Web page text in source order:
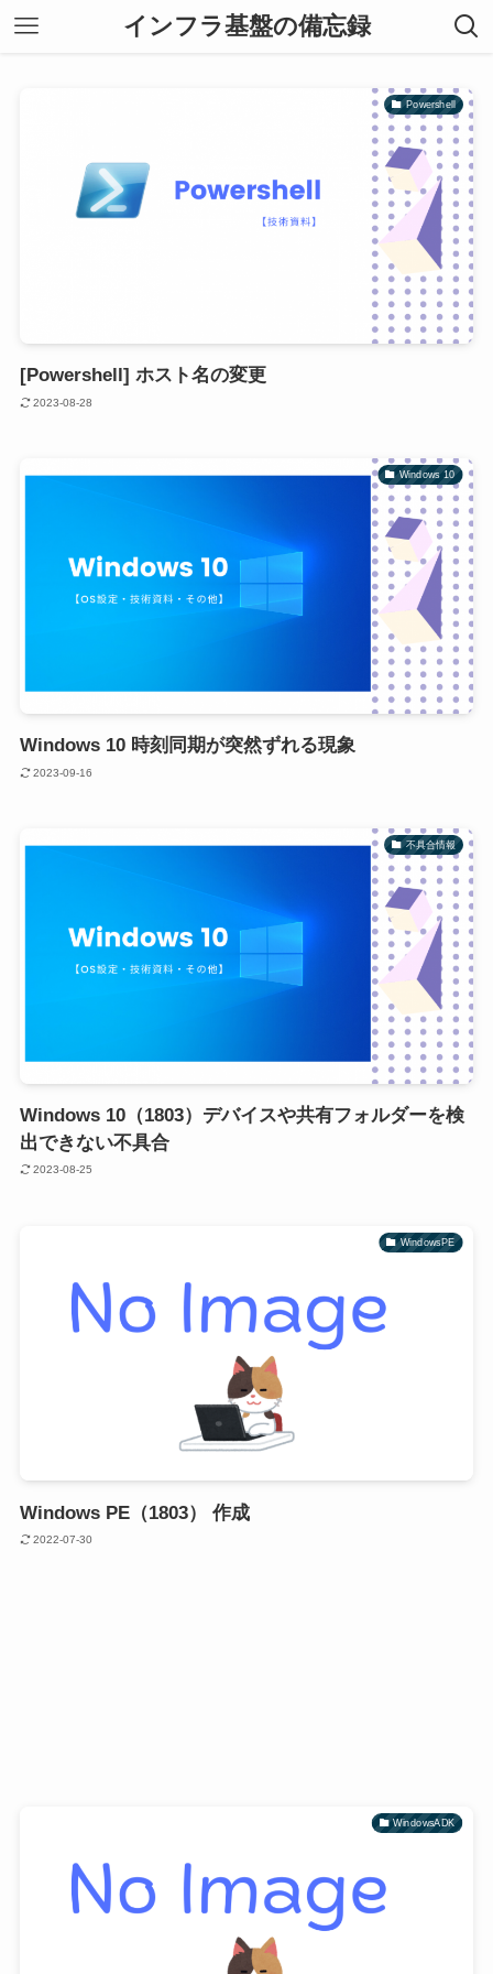
インフラ基盤の備忘録
Powershell
[Powershell] ホスト名の変更
2023-08-28
Windows 10
Windows 10 時刻同期が突然ずれる現象
2023-09-16
不具合情報
Windows 10（1803）デバイスや共有フォルダーを検
出できない不具合
2023-08-25
WindowsPE
Windows PE（1803） 作成
2022-07-30
WindowsADK